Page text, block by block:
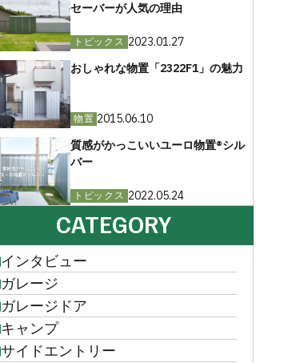
セーバーが人気の理由
トピックス 2023.01.27
おしゃれな物置「2322F1」の魅力
物置 2015.06.10
質感がかっこいいユーロ物置®︎シル
バー
トピックス 2022.05.24
CATEGORY
インタビュー
ガレージ
ガレージドア
キャンプ
サイドエントリー